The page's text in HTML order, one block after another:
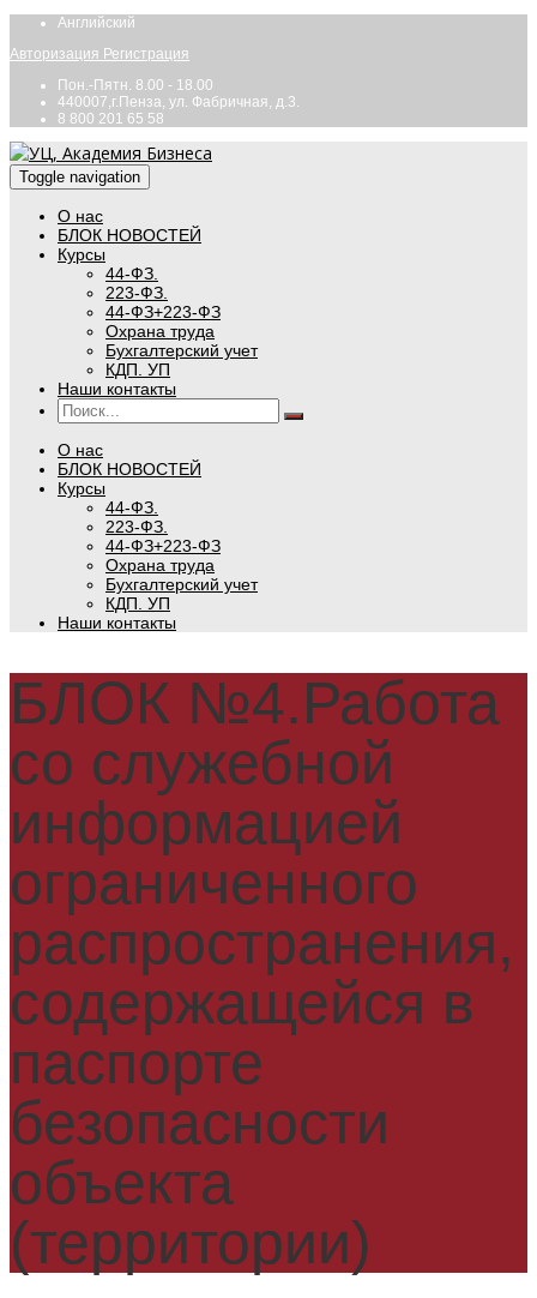
Английский
Авторизация Регистрация
Пон.-Пятн. 8.00 - 18.00
440007,г.Пенза, ул. Фабричная, д.3.
8 800 201 65 58
Toggle navigation
О нас
БЛОК НОВОСТЕЙ
Курсы
44-ФЗ.
223-ФЗ.
44-ФЗ+223-ФЗ
Охрана труда
Бухгалтерский учет
КДП. УП
Наши контакты
О нас
БЛОК НОВОСТЕЙ
Курсы
44-ФЗ.
223-ФЗ.
44-ФЗ+223-ФЗ
Охрана труда
Бухгалтерский учет
КДП. УП
Наши контакты
БЛОК №4.Работа
со служебной
информацией
ограниченного
распространения,
содержащейся в
паспорте
безопасности
объекта
(территории)